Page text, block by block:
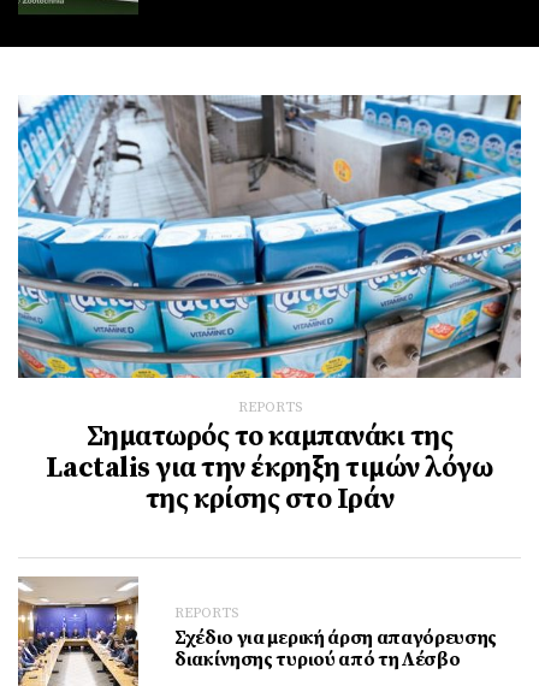
REPORTS
Σηματωρός το καμπανάκι της
Lactalis για την έκρηξη τιμών λόγω
της κρίσης στο Ιράν
REPORTS
Σχέδιο για μερική άρση απαγόρευσης
διακίνησης τυριού από τη Λέσβο